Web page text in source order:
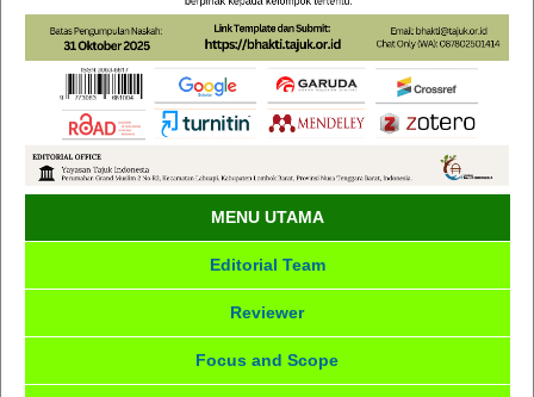
MENU UTAMA
Editorial Team
Reviewer
Focus and Scope